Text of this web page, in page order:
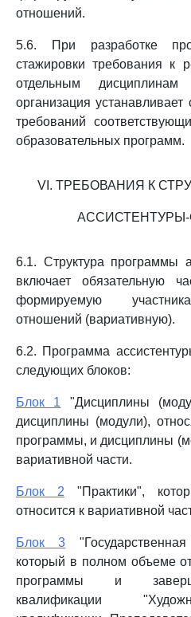
отношений.
5.6. При разработке
стажировки требования к
отдельным
организация устанавливает
требований
образовательных программ.
VI. ТРЕБОВАНИЯ К
6.1. Структура программы
включает обязательную
формируемую
отношений (вариативную).
6.2. Программа
следующих блоков:
Блок 1 "Дисциплины
дисциплины (модули),
программы, и дисциплины
вариативной части.
Блок 2 "Практики",
относится к вариативной
Блок 3
который в полном объеме
программы и
квалификации